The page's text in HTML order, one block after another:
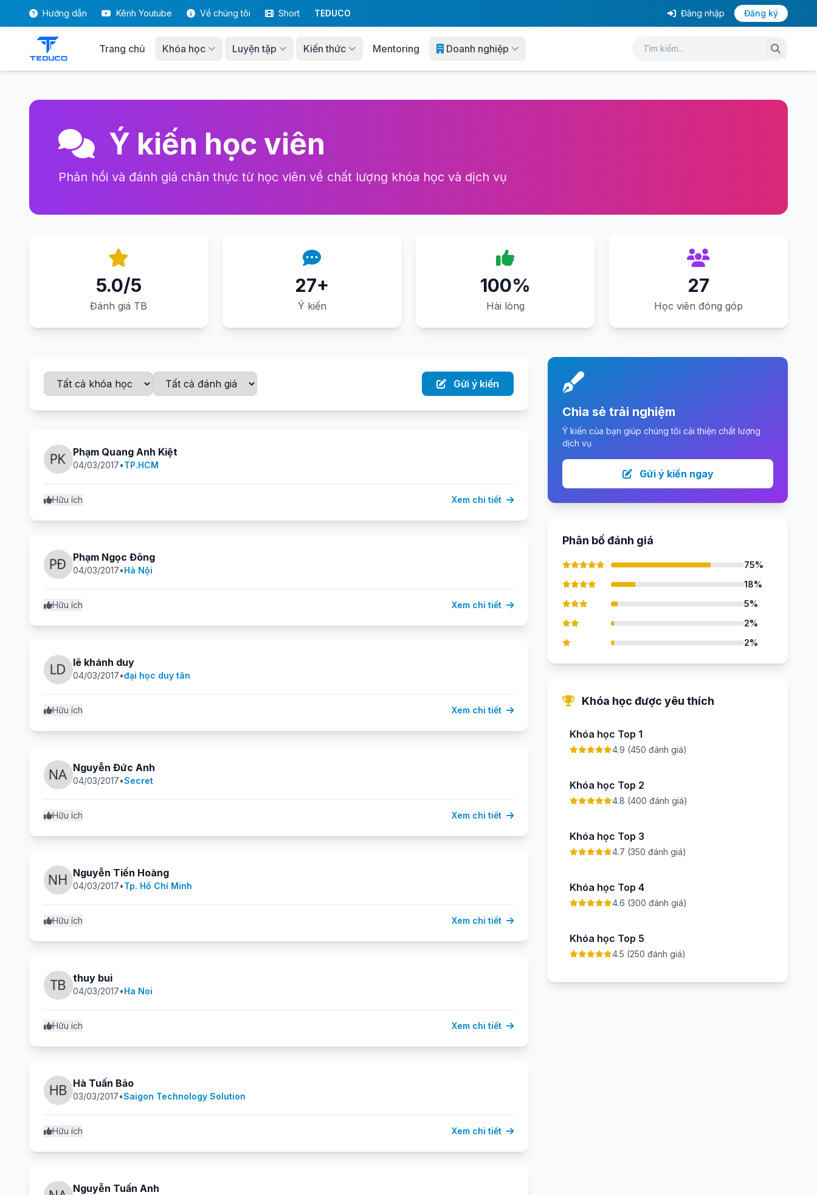
Hướng dẫn Kênh Youtube Về chúng tôi Short TEDUCO Đăng nhập Đăng ký
Trang chủ Khóa học Luyện tập Kiến thức Mentoring Doanh nghiệp
Ý kiến học viên
Phản hồi và đánh giá chân thực từ học viên về chất lượng khóa học và dịch vụ
5.0/5
Đánh giá TB
27+
Ý kiến
100%
Hài lòng
27
Học viên đóng góp
Gửi ý kiến
Phạm Quang Anh Kiệt
04/03/2017•TP.HCM
Hữu ích Xem chi tiết
Phạm Ngọc Đông
04/03/2017•Hà Nội
Hữu ích Xem chi tiết
lê khánh duy
04/03/2017•đại học duy tân
Hữu ích Xem chi tiết
Nguyễn Đức Anh
04/03/2017•Secret
Hữu ích Xem chi tiết
Nguyễn Tiến Hoàng
04/03/2017•Tp. Hồ Chí Minh
Hữu ích Xem chi tiết
thuy bui
04/03/2017•Ha Noi
Hữu ích Xem chi tiết
Hà Tuấn Bảo
03/03/2017•Saigon Technology Solution
Hữu ích Xem chi tiết
Nguyễn Tuấn Anh
Chia sẻ trải nghiệm
Ý kiến của bạn giúp chúng tôi cải thiện chất lượng
dịch vụ
Gửi ý kiến ngay
Phân bố đánh giá
75%
18%
5%
2%
2%
Khóa học được yêu thích
Khóa học Top 1
4.9 (450 đánh giá)
Khóa học Top 2
4.8 (400 đánh giá)
Khóa học Top 3
4.7 (350 đánh giá)
Khóa học Top 4
4.6 (300 đánh giá)
Khóa học Top 5
4.5 (250 đánh giá)